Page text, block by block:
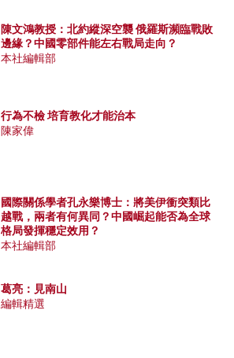
陳文鴻教授：北約縱深空襲 俄羅斯瀕臨戰敗
邊緣？中國零部件能左右戰局走向？
本社編輯部
行為不檢 培育教化才能治本
陳家偉
國際關係學者孔永樂博士：將美伊衝突類比
越戰，兩者有何異同？中國崛起能否為全球
格局發揮穩定效用？
本社編輯部
葛亮：見南山
編輯精選